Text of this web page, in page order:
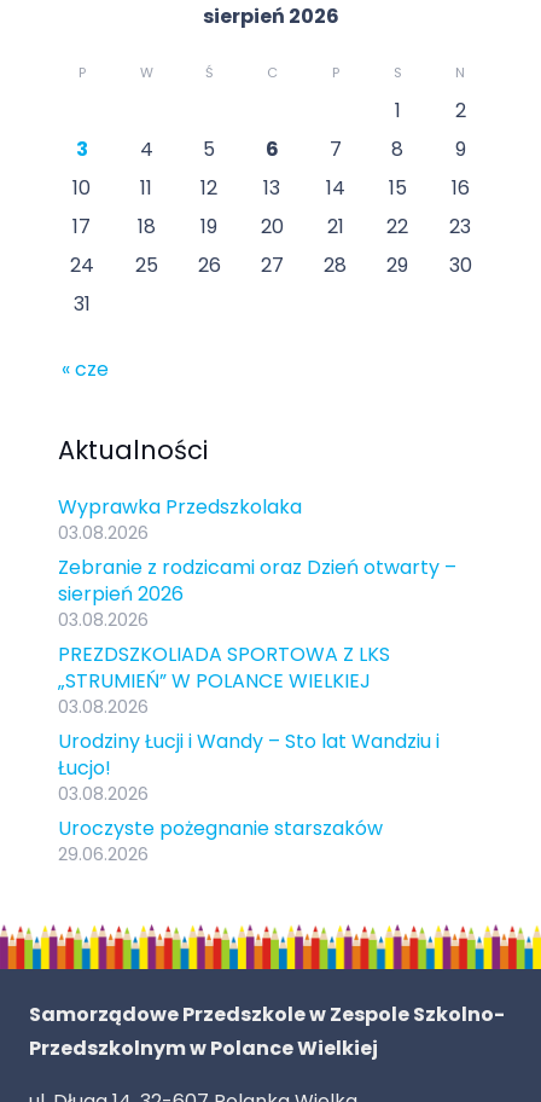
sierpień 2026
P W Ś C P S N
1
2
3
4 5 6 7 8
9
10
11 12 13 14 15
16
17
18 19 20 21 22
23
24
25 26 27 28 29
30
31
« cze
Aktualności
Wyprawka Przedszkolaka
03.08.2026
Zebranie z rodzicami oraz Dzień otwarty –
sierpień 2026
03.08.2026
PREZDSZKOLIADA SPORTOWA Z LKS
„STRUMIEŃ” W POLANCE WIELKIEJ
03.08.2026
Urodziny Łucji i Wandy – Sto lat Wandziu i
Łucjo!
03.08.2026
Uroczyste pożegnanie starszaków
29.06.2026
Samorządowe Przedszkole w Zespole Szkolno-
Przedszkolnym w Polance Wielkiej